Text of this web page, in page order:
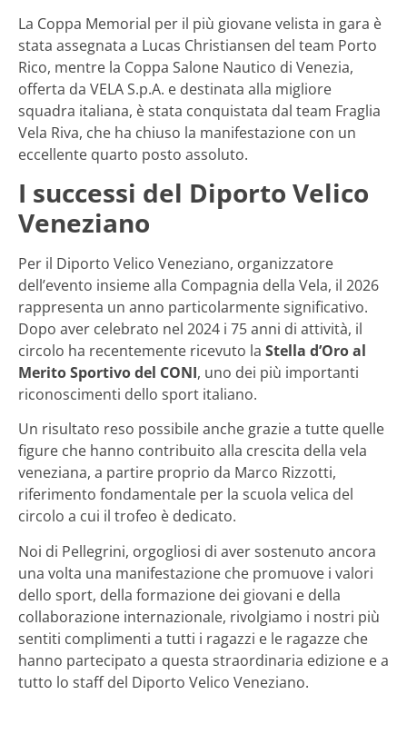
La Coppa Memorial per il più giovane velista in gara è
stata assegnata a Lucas Christiansen del team Porto
Rico, mentre la Coppa Salone Nautico di Venezia,
offerta da VELA S.p.A. e destinata alla migliore
squadra italiana, è stata conquistata dal team Fraglia
Vela Riva, che ha chiuso la manifestazione con un
eccellente quarto posto assoluto.
I successi del Diporto Velico
Veneziano
Per il Diporto Velico Veneziano, organizzatore
dell’evento insieme alla Compagnia della Vela, il 2026
rappresenta un anno particolarmente significativo.
Dopo aver celebrato nel 2024 i 75 anni di attività, il
circolo ha recentemente ricevuto la Stella d’Oro al
Merito Sportivo del CONI, uno dei più importanti
riconoscimenti dello sport italiano.
Un risultato reso possibile anche grazie a tutte quelle
figure che hanno contribuito alla crescita della vela
veneziana, a partire proprio da Marco Rizzotti,
riferimento fondamentale per la scuola velica del
circolo a cui il trofeo è dedicato.
Noi di Pellegrini, orgogliosi di aver sostenuto ancora
una volta una manifestazione che promuove i valori
dello sport, della formazione dei giovani e della
collaborazione internazionale, rivolgiamo i nostri più
sentiti complimenti a tutti i ragazzi e le ragazze che
hanno partecipato a questa straordinaria edizione e a
tutto lo staff del Diporto Velico Veneziano.